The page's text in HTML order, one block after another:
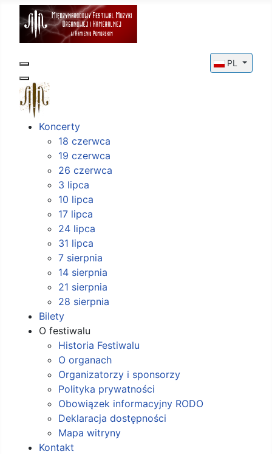
Koncerty
18 czerwca
19 czerwca
26 czerwca
3 lipca
10 lipca
17 lipca
24 lipca
31 lipca
7 sierpnia
14 sierpnia
21 sierpnia
28 sierpnia
Bilety
O festiwalu
Historia Festiwalu
O organach
Organizatorzy i sponsorzy
Polityka prywatności
Obowiązek informacyjny RODO
Deklaracja dostępności
Mapa witryny
Kontakt
Wybierz
PL